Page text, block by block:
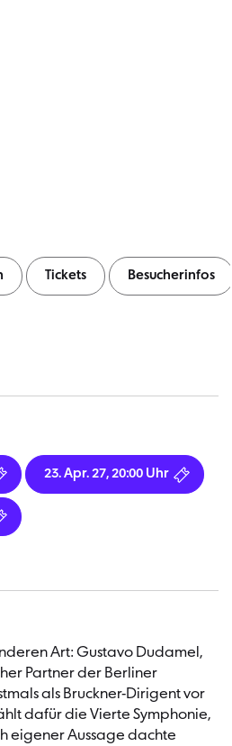
Tickets Besucherinfos
23. Apr. 27, 20:00 Uhr
Art: Gustavo Dudamel,
Partner der Berliner
als Bruckner-Dirigent vor
dafür die Vierte Symphonie,
eigener Aussage dachte